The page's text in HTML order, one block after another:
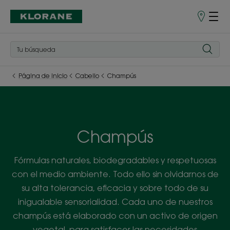
Puntos
Página de inicio Cabello Champús
Champús
Fórmulas naturales, biodegradables y respetuosas
con el medio ambiente. Todo ello sin olvidarnos de
su alta tolerancia, eficacia y sobre todo de su
inigualable sensorialidad. Cada uno de nuestros
champús está elaborado con un activo de origen